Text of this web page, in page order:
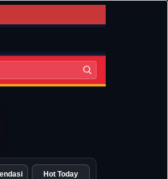
Hot Today